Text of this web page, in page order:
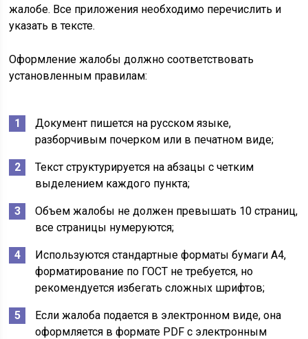
жалобе. Все приложения необходимо перечислить и
указать в тексте.
Оформление жалобы должно соответствовать
установленным правилам:
Документ пишется на русском языке,
разборчивым почерком или в печатном виде;
Текст структурируется на абзацы с четким
выделением каждого пункта;
Объем жалобы не должен превышать 10 страниц,
все страницы нумеруются;
Используются стандартные форматы бумаги А4,
форматирование по ГОСТ не требуется, но
рекомендуется избегать сложных шрифтов;
Если жалоба подается в электронном виде, она
оформляется в формате PDF с электронным